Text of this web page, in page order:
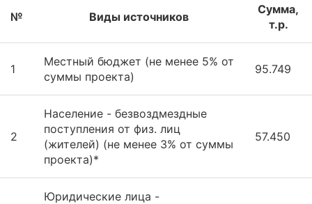
№ Виды источников
Сумма,
т.р.
1
Местный бюджет (не менее 5% от
суммы проекта)
95.749
2
Население - безвоздмездные
поступления от физ. лиц
(жителей) (не менее 3% от суммы
проекта)*
57.450
Юридические лица -